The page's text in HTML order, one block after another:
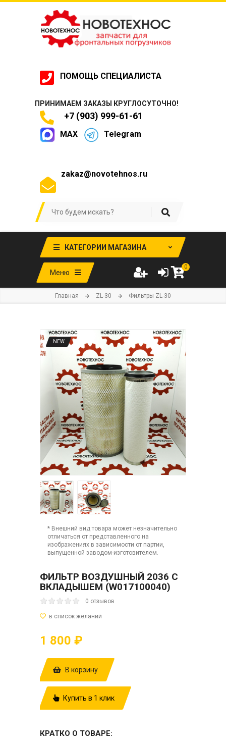
ПОМОЩЬ СПЕЦИАЛИСТА
ПРИНИМАЕМ ЗАКАЗЫ КРУГЛОСУТОЧНО!
+7 (903) 999-61-61
MAX Telegram
zakaz@novotehnos.ru
КАТЕГОРИИ МАГАЗИНА
Меню
0
Главная ZL-30 Фильтры ZL-30
NEW
* Внешний вид товара может незначительно
отличаться от представленного на
изображениях в зависимости от партии,
выпущенной заводом-изготовителем.
ФИЛЬТР ВОЗДУШНЫЙ 2036 С
ВКЛАДЫШЕМ (W017100040)
0 отзывов
1 800 ₽
В корзину
Купить в 1 клик
КРАТКО О ТОВАРЕ: